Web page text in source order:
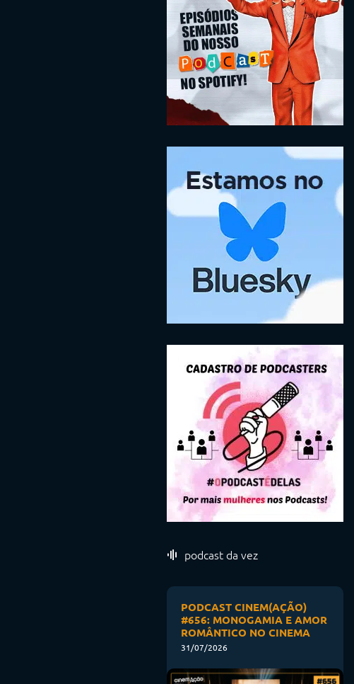
podcast da vez
PODCAST CINEM(AÇÃO)
#656: MONOGAMIA E AMOR
ROMÂNTICO NO CINEMA
31/07/2026